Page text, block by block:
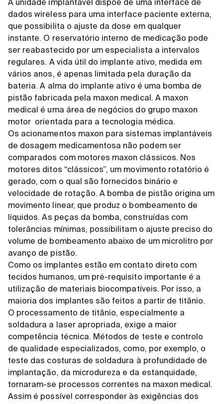
A unidade implantável dispõe de uma interface de
dados wireless para uma interface paciente externa,
que possibilita o ajuste da dose em qualquer
instante. O reservatório interno de medicação pode
ser reabastecido por um especialista a intervalos
regulares. A vida útil do implante ativo, medida em
vários anos, é apenas limitada pela duração da
bateria. A alma do implante ativo é uma bomba de
pistão fabricada pela maxon medical. A maxon
medical é uma área de negócios do grupo maxon
motor orientada para a tecnologia médica.
Os acionamentos maxon para sistemas implantáveis
de dosagem medicamentosa não podem ser
comparados com motores maxon clássicos. Nos
motores ditos “clássicos”, um movimento rotatório é
gerado, com o qual são fornecidos binário e
velocidade de rotação. A bomba de pistão origina um
movimento linear, que produz o bombeamento de
líquidos. As peças da bomba, construídas com
tolerâncias mínimas, possibilitam o ajuste preciso do
volume de bombeamento abaixo de um microlitro por
avanço de pistão.
Como os implantes estão em contato direto com
tecidos humanos, um pré-requisito importante é a
utilização de materiais biocompatíveis. Por isso, a
maioria dos implantes são feitos a partir de titânio.
O processamento de titânio, especialmente a
soldadura a laser apropriada, exige a maior
competência técnica. Métodos de teste e controlo
de qualidade especializados, como, por exemplo, o
teste das costuras de soldadura à profundidade de
implantação, da microdureza e da estanquidade,
tornaram-se processos correntes na maxon medical.
Assim é possível corresponder às exigências dos